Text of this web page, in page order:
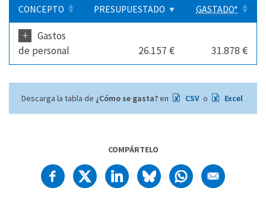
CONCEPTO PRESUPUESTADO GASTADO*
+
Gastos
de personal
26.157 € 31.878 €
Descarga la tabla de ¿Cómo se gasta?en CSV o Excel
COMPÁRTELO